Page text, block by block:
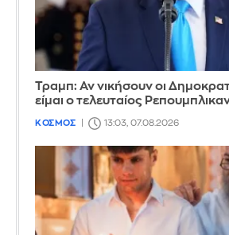
Τραμπ: Αν νικήσουν οι
είμαι ο τελευταίος
ΚΟΣΜΟΣ 13:03, 07.08.2026